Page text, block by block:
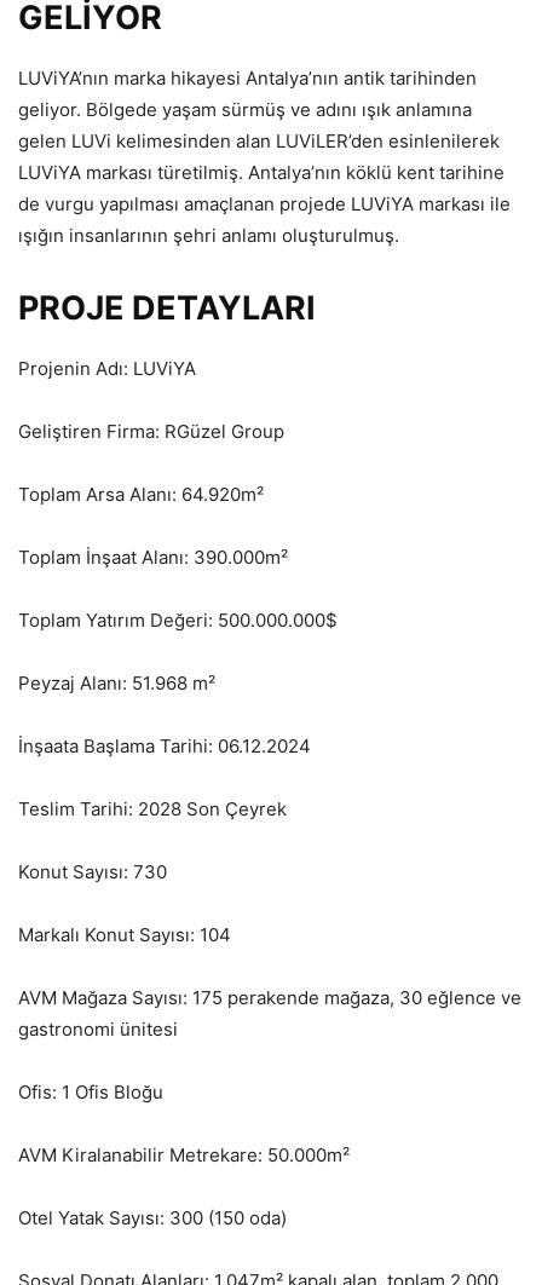
GELİYOR
LUViYA’nın marka hikayesi Antalya’nın antik tarihinden
geliyor. Bölgede yaşam sürmüş ve adını ışık anlamına
gelen LUVi kelimesinden alan LUViLER’den esinlenilerek
LUViYA markası türetilmiş. Antalya’nın köklü kent tarihine
de vurgu yapılması amaçlanan projede LUViYA markası ile
ışığın insanlarının şehri anlamı oluşturulmuş.
PROJE DETAYLARI
Projenin Adı: LUViYA
Geliştiren Firma: RGüzel Group
Toplam Arsa Alanı: 64.920m²
Toplam İnşaat Alanı: 390.000m²
Toplam Yatırım Değeri: 500.000.000$
Peyzaj Alanı: 51.968 m²
İnşaata Başlama Tarihi: 06.12.2024
Teslim Tarihi: 2028 Son Çeyrek
Konut Sayısı: 730
Markalı Konut Sayısı: 104
AVM Mağaza Sayısı: 175 perakende mağaza, 30 eğlence ve
gastronomi ünitesi
Ofis: 1 Ofis Bloğu
AVM Kiralanabilir Metrekare: 50.000m²
Otel Yatak Sayısı: 300 (150 oda)